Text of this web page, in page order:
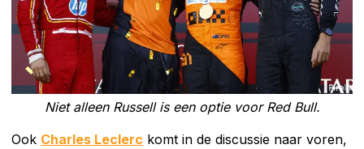
Niet alleen Russell is een optie voor Red Bull.
Ook Charles Leclerc komt in de discussie naar voren,